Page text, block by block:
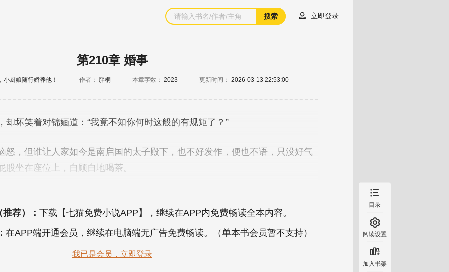
搜索  立即登录
第210章 婚事
小厨娘随行娇养他！ 作者： 胖桐 本章字数： 2023 更新时间： 2026-03-13 22:53:00
荐）： 下载【七猫免费小说APP】，继续在APP内免费畅读全本内容。
在APP端开通会员，继续在电脑端无广告免费畅读。（单本书会员暂不支持）
我已是会员，立即登录

目录

阅读设置

加入书架